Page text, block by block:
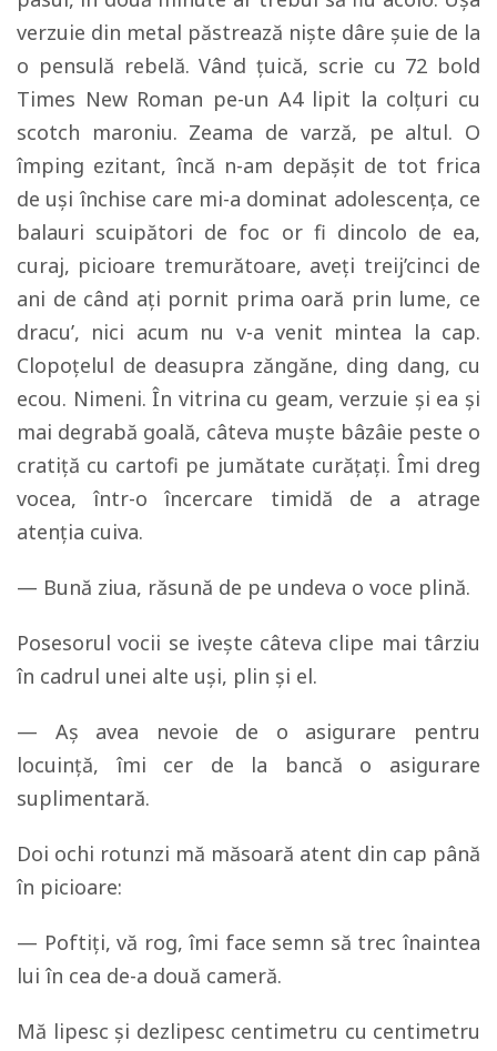
verzuie din metal păstrează nişte dâre şuie de la
o pensulă rebelă. Vând ţuică, scrie cu 72 bold
Times New Roman pe-un A4 lipit la colţuri cu
scotch maroniu. Zeama de varză, pe altul. O
împing ezitant, încă n-am depăşit de tot frica
de uşi închise care mi-a dominat adolescenţa, ce
balauri scuipători de foc or fi dincolo de ea,
curaj, picioare tremurătoare, aveţi treij’cinci de
ani de când aţi pornit prima oară prin lume, ce
dracu’, nici acum nu v-a venit mintea la cap.
Clopoţelul de deasupra zăngăne, ding dang, cu
ecou. Nimeni. În vitrina cu geam, verzuie şi ea şi
mai degrabă goală, câteva muşte bâzâie peste o
cratiţă cu cartofi pe jumătate curăţaţi. Îmi dreg
vocea, într-o încercare timidă de a atrage
atenţia cuiva.
— Bună ziua, răsună de pe undeva o voce plină.
Posesorul vocii se iveşte câteva clipe mai târziu
în cadrul unei alte uşi, plin şi el.
— Aş avea nevoie de o asigurare pentru
locuinţă, îmi cer de la bancă o asigurare
suplimentară.
Doi ochi rotunzi mă măsoară atent din cap până
în picioare:
— Poftiţi, vă rog, îmi face semn să trec înaintea
lui în cea de-a două cameră.
Mă lipesc şi dezlipesc centimetru cu centimetru